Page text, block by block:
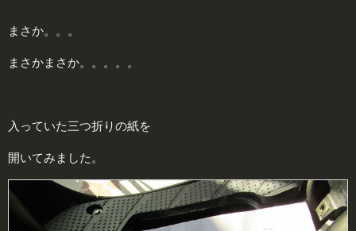
まさか。。。
まさかまさか。。。。。
入っていた三つ折りの紙を
開いてみました。